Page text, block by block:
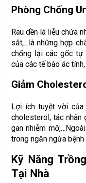
Phòng Chống
Rau dền lá liễu chứa
sắt,…là những hợp
chống lại các gốc
của các tế bào ác
Giảm
Lợi ích tuyệt vời
cholesterol, tác nhân
gan nhiễm
trong ngăn ngừa bệnh
Kỹ Năng
Tại Nhà